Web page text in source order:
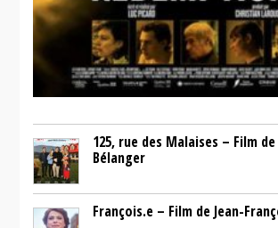
125, rue des Malaises – Film
Bélanger
François.e – Film de Jean-